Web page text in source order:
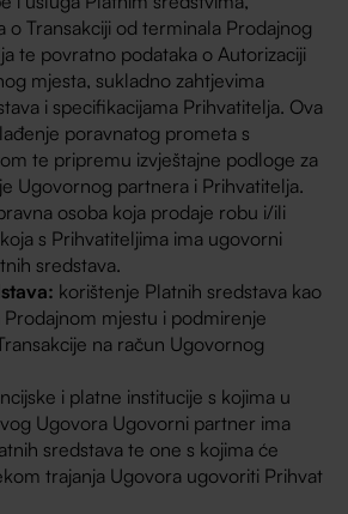
o Transakciji od terminala Prodajnog
te povratno podataka o Autorizaciji
mjesta, sukladno zahtjevima
i specifikacijama Prihvatitelja. Ova
poravnatog prometa s
te pripremu izvještajne podloge za
Ugovornog partnera i Prihvatitelja.
osoba koja prodaje robu i/ili
s Prihvatiteljima ima ugovorni
sredstava.
korištenje Platnih sredstava kao
Prodajnom mjestu i podmirenje
na račun Ugovornog
i platne institucije s kojima u
Ugovora Ugovorni partner ima
sredstava te one s kojima će
trajanja Ugovora ugovoriti Prihvat